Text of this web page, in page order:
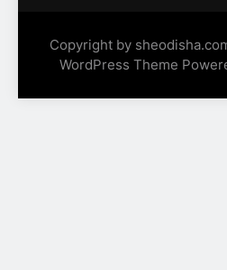
Copyright by
WordPress Theme